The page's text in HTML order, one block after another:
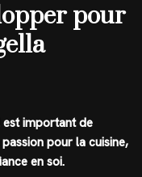
pour
est important de
pour la cuisine,
en soi.